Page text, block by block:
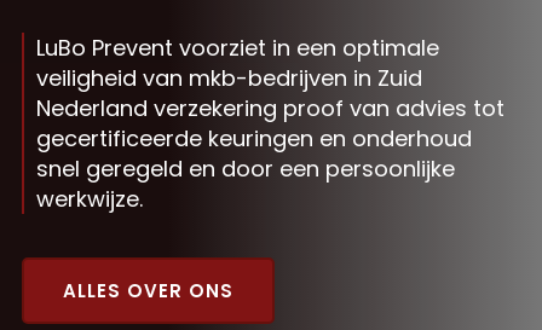
LuBo Prevent voorziet in een optimale
veiligheid van mkb-bedrijven in Zuid
Nederland verzekering proof van advies tot
gecertificeerde keuringen en onderhoud
snel geregeld en door een persoonlijke
werkwijze.
ALLES OVER ONS